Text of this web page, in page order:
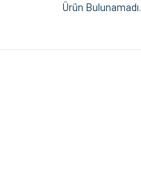
Ürün Bulunamadı.